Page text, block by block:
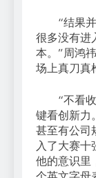
“结果并
很多没有进
本。”周鸿
场上真刀真
“不看收
键看创新力
甚至有公司
入了大赛十
他的意识里